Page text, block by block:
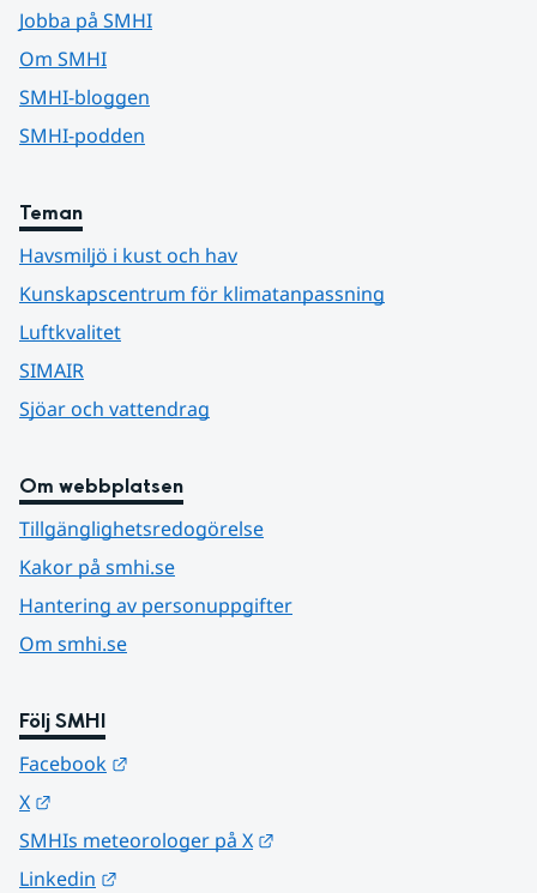
Jobba på SMHI
Om SMHI
SMHI-bloggen
SMHI-podden
Teman
Havsmiljö i kust och hav
Kunskapscentrum för klimatanpassning
Luftkvalitet
SIMAIR
Sjöar och vattendrag
Om webbplatsen
Tillgänglighetsredogörelse
Kakor på smhi.se
Hantering av personuppgifter
Om smhi.se
Följ SMHI
Facebook
X
SMHIs meteorologer på X
Linkedin